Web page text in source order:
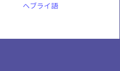
ヘブライ語